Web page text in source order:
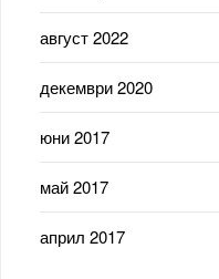
август 2022
декември 2020
юни 2017
май 2017
април 2017